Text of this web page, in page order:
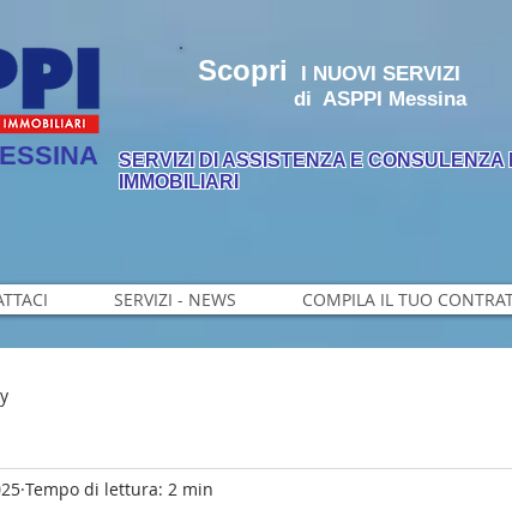
Scopri I NUOVI SERVIZI
di ASPPI Messina
SERVIZI DI ASSISTENZA E CONSULENZA
IMMOBILIARI
SERVIZI - NEWS COMPILA IL TUO
Tempo di lettura: 2 min